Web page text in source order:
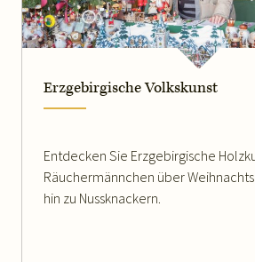
Erzgebirgische Volkskunst
Entdecken Sie Erzgebirgische
Räuchermännchen über
hin zu Nussknackern.